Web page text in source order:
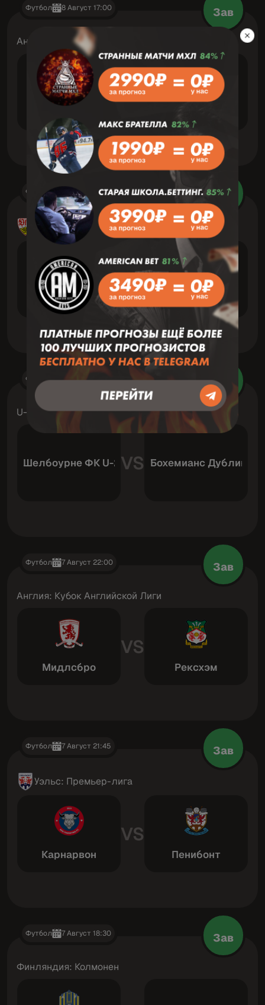
Футбол 8 Август 17:00 Зав
Англия: Кубок Английской Лиги
VS
Футбол 8 Август 15:00 Зав
Германия: 3. Лига
Хавелсе
VS
Штутгарт II
Футбол 8 Август 14:00 Зав
U-20 Лига
Шелбоурне ФК U-20VS Бохемианс Дублин U-
Футбол 7 Август 22:00 Зав
Англия: Кубок Английской Лиги
Мидлсбро
VS
Рексхэм
Футбол 7 Август 21:45 Зав
Уэльс: Премьер-лига
Карнарвон
VS
Пенибонт
Футбол 7 Август 18:30 Зав
Финляндия: Колмонен